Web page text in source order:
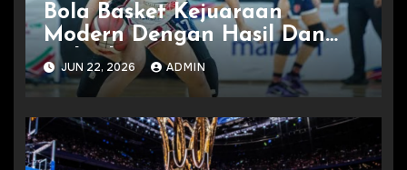
Bola Basket Kejuaraan
Modern Dengan Hasil Dan
Jadwal
JUN 22, 2026 ADMIN